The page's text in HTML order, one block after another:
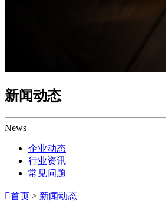
新闻动态
News
企业动态
行业资讯
常见问题
首页 > 新闻动态